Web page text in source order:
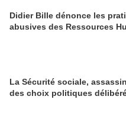
Didier Bille dénonce les
abusives des Ressources
La Sécurité sociale,
des choix politiques